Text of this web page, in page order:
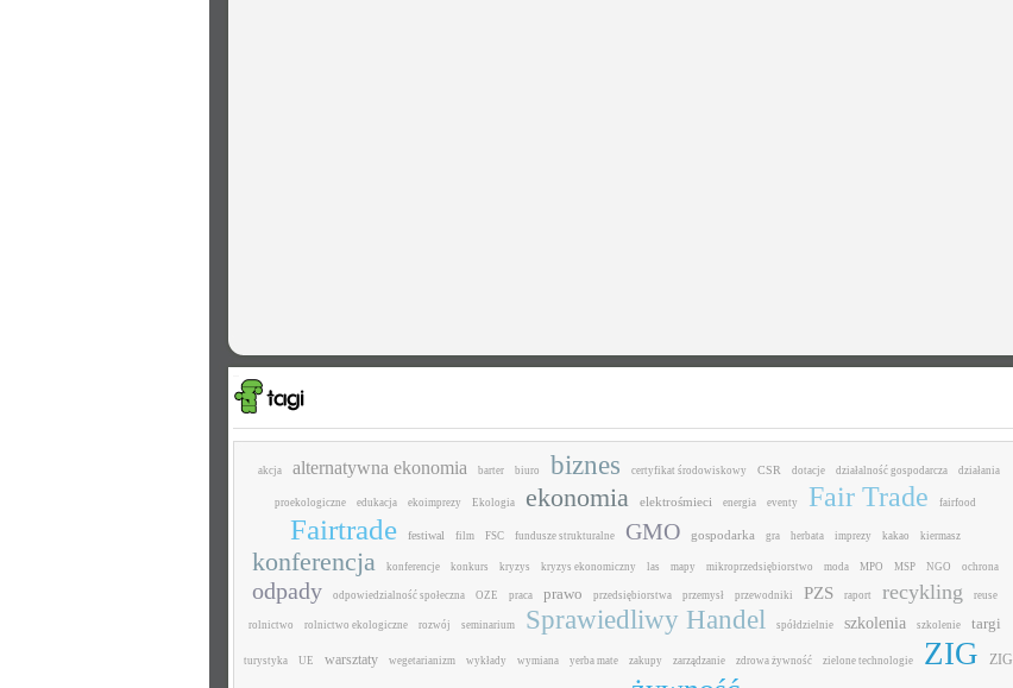
akcja alternatywna ekonomia barter biuro biznes certyfikat środowiskowy CSR dotacje działalność gospodarcza działania
proekologiczne edukacja ekoimprezy Ekologia ekonomia elektrośmieci energia eventy Fair Trade fairfood
Fairtrade festiwal film FSC fundusze strukturalne GMO gospodarka gra herbata imprezy kakao kiermasz
konferencja konferencje konkurs kryzys kryzys ekonomiczny las mapy mikroprzedsiębiorstwo moda MPO MSP NGO ochrona
odpady odpowiedzialność społeczna OZE praca prawo przedsiębiorstwa przemysł przewodniki PZS raport recykling reuse
rolnictwo rolnictwo ekologiczne rozwój seminarium Sprawiedliwy Handel spółdzielnie szkolenia szkolenie targi
turystyka UE warsztaty wegetarianizm wykłady wymiana yerba mate zakupy zarządzanie zdrowa żywność zielone technologie ZIG ZIG